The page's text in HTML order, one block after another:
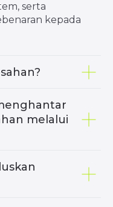
serta
kepada
melalui